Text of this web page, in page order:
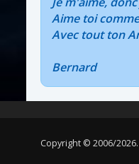
Aime toi
Avec tout ton
Bernard
Copyright © 2006/2026.